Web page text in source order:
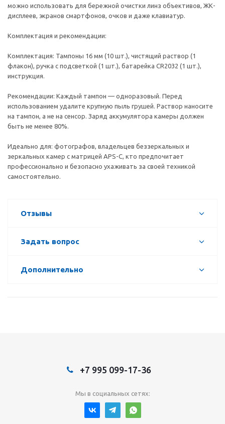
можно использовать для бережной очистки линз объективов, ЖК-
дисплеев, экранов смартфонов, очков и даже клавиатур.
Комплектация и рекомендации:
Комплектация: Тампоны 16 мм (10 шт.), чистящий раствор (1
флакон), ручка с подсветкой (1 шт.), батарейка CR2032 (1 шт.),
инструкция.
Рекомендации: Каждый тампон — одноразовый. Перед
использованием удалите крупную пыль грушей. Раствор наносите
на тампон, а не на сенсор. Заряд аккумулятора камеры должен
быть не менее 80%.
Идеально для: фотографов, владельцев беззеркальных и
зеркальных камер с матрицей APS-C, кто предпочитает
профессионально и безопасно ухаживать за своей техникой
самостоятельно.
Отзывы
Задать вопрос
Дополнительно
+7 995 099-17-36
Мы в социальных сетях: